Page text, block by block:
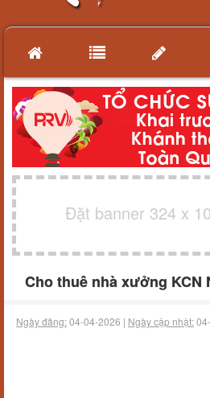
Đặt banner 324 x
Cho thuê nhà xưởng KCN
Ngày đăng:04-04-2026 | Ngày cập nhật: